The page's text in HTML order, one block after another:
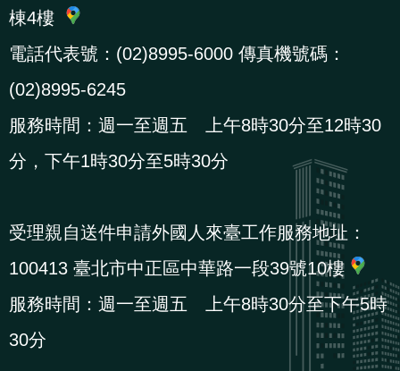
棟4樓
電話代表號：(02)8995-6000 傳真機號碼：
(02)8995-6245
服務時間：週一至週五 上午8時30分至12時30
分，下午1時30分至5時30分
受理親自送件申請外國人來臺工作服務地址：
100413 臺北市中正區中華路一段39號10樓
服務時間：週一至週五 上午8時30分至下午5時
30分